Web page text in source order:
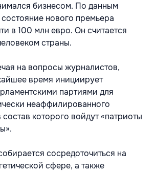
бизнесом. По данным
нового премьера
в 100 млн евро. Он считается
страны.
на вопросы журналистов,
время инициирует
партиями для
неаффилированного
состав которого войдут «патриоты
сосредоточиться на
сфере, а также